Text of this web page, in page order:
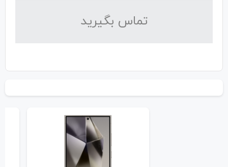
تماس بگیرید